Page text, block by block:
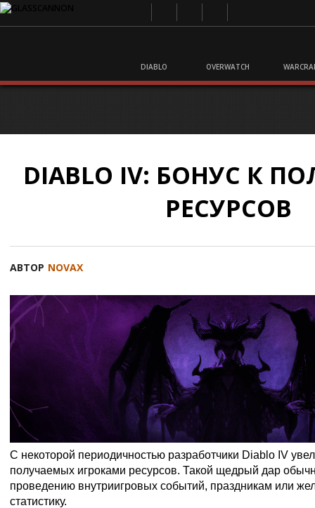
DIABLO OVERWATCH
DIABLO IV: БОНУС К
РЕСУРСОВ
АВТОР NOVAX
С некоторой периодичностью разработчики Diablo IV
получаемых игроками ресурсов. Такой щедрый дар
проведению внутриигровых событий, праздникам или
статистику.